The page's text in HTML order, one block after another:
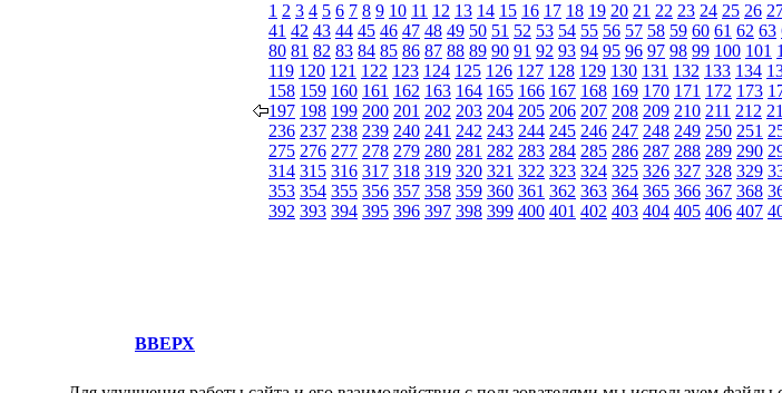
1 2 3 4 5 6 7 8 9 10 11 12 13 14 15 16 17 18 19 20 21 22 23 24 25 26
41 42 43 44 45 46 47 48 49 50 51 52 53 54 55 56 57 58 59 60 61 62 63
80 81 82 83 84 85 86 87 88 89 90 91 92 93 94 95 96 97 98 99 100 101
119 120 121 122 123 124 125 126 127 128 129 130 131 132 133 134
158 159 160 161 162 163 164 165 166 167 168 169 170 171 172 173
197 198 199 200 201 202 203 204 205 206 207 208 209 210 211 212
236 237 238 239 240 241 242 243 244 245 246 247 248 249 250 251
275 276 277 278 279 280 281 282 283 284 285 286 287 288 289 290
314 315 316 317 318 319 320 321 322 323 324 325 326 327 328 329
353 354 355 356 357 358 359 360 361 362 363 364 365 366 367 368
392 393 394 395 396 397 398 399 400 401 402 403 404 405 406 407
ВВЕРХ